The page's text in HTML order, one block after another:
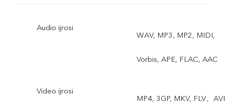
Audio ijrosi
WAV, MP3, MP2, MIDI,
Vorbis, APE, FLAC, AAC
Video ijrosi
MP4, 3GP, MKV, FLV、AVI